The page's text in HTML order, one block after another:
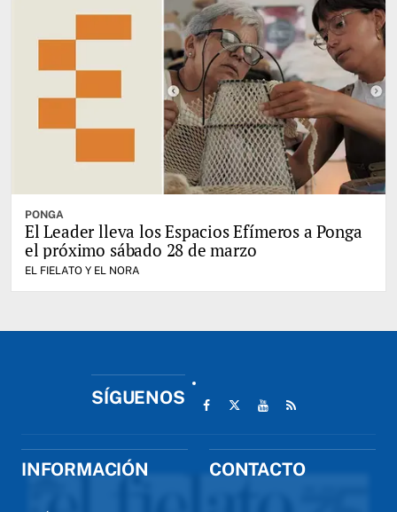
PONGA
El Leader lleva los Espacios Efímeros a Ponga
el próximo sábado 28 de marzo
EL FIELATO Y EL NORA
SÍGUENOS
INFORMACIÓN CONTACTO